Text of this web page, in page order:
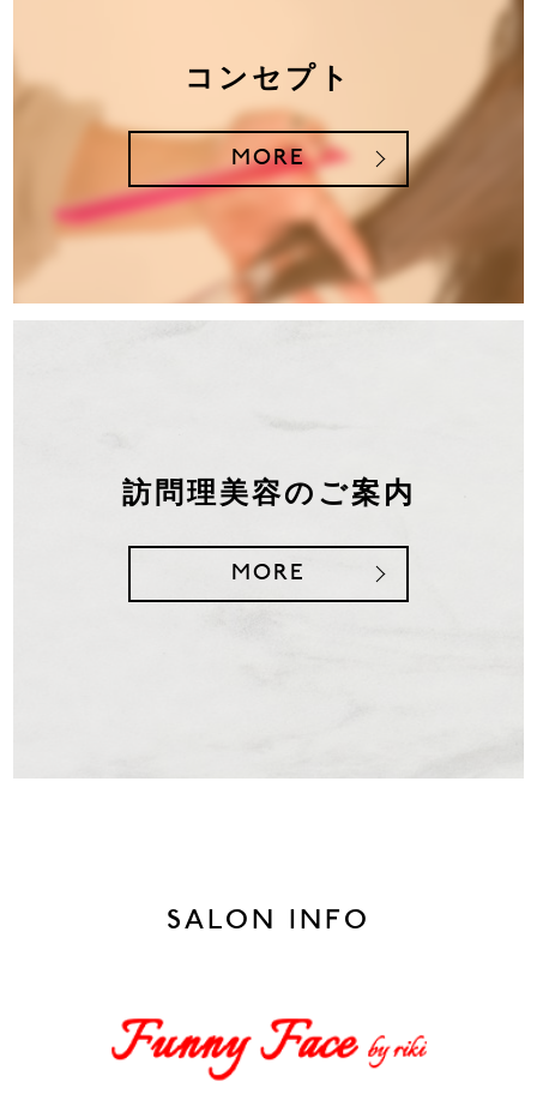
コンセプト
MORE
訪問理美容のご案内
MORE
SALON INFO